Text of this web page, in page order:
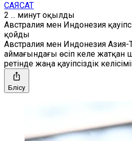
САЯСАТ
2 ... минут оқылды
Австралия мен Индонезия
қойды
Австралия мен Индонезия
аймағындағы өсіп келе жатқан
ретінде жаңа қауіпсіздік
Бөлісу